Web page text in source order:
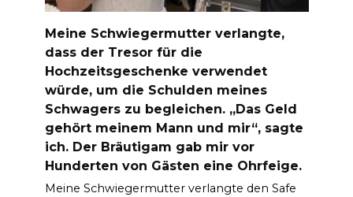
Meine Schwiegermutter verlangte,
dass der Tresor für die
Hochzeitsgeschenke verwendet
würde, um die Schulden meines
Schwagers zu begleichen. „Das Geld
gehört meinem Mann und mir“, sagte
ich. Der Bräutigam gab mir vor
Hunderten von Gästen eine Ohrfeige.
Meine Schwiegermutter verlangte den Safe